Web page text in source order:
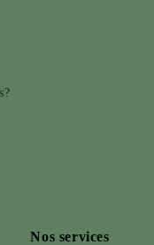
Nos services